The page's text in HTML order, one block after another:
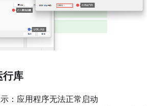
行库
：应用程序无法正常启动